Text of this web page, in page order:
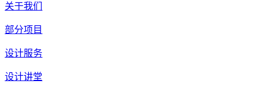
关于我们
部分项目
设计服务
设计讲堂